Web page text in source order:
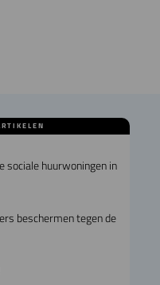
sociale huurwoningen in
beschermen tegen de